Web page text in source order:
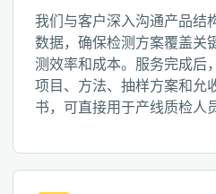
我们与客户深入沟通产品结
数据，确保检测方案覆盖关
测效率和成本。服务完成后
项目、方法、抽样方案和允
书，可直接用于产线质检人